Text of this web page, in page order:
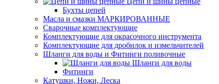
Бухты цепей
Масла и смазки МАРКИРОВАННЫЕ
Сварочные комплектующие
Комплектующие для окрасочного инструмента
Комплектующие для дробилок и измельчителей
Шланги для воды и Фитинги поливочные
Шланги для воды
Фитинги
Катушки, Ножи, Леска